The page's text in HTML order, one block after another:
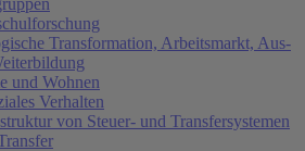
Transformation, Arbeitsmarkt, Aus-
und Wohnen
Verhalten
von Steuer- und Transfersystemen